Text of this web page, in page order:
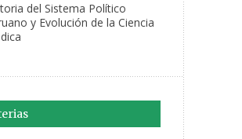
del Sistema Político
y Evolución de la Ciencia